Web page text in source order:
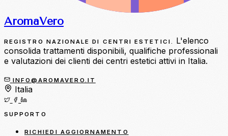
AromaVero
REGISTRO NAZIONALE DI CENTRI ESTETICI.
L'elenco
consolida trattamenti disponibili, qualifiche professionali
e valutazioni dei clienti dei centri estetici attivi in Italia.
INFO@AROMAVERO.IT
Italia
SUPPORTO
RICHIEDI AGGIORNAMENTO